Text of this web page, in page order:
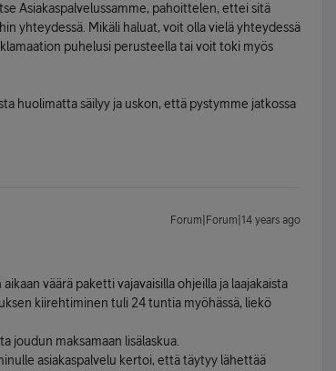
Asiakaspalvelussamme, pahoittelen, ettei sitä
yhteydessä. Mikäli haluat, voit olla vielä yhteydessä
puhelusi perusteella tai voit toki myös
huolimatta säilyy ja uskon, että pystymme jatkossa
Forum|Forum|14 years ago
väärä paketti vajavaisilla ohjeilla ja laajakaista
kiirehtiminen tuli 24 tuntia myöhässä, liekö
joudun maksamaan lisälaskua.
asiakaspalvelu kertoi, että täytyy lähettää